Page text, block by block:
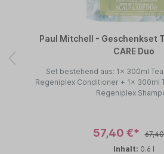
Paul Mitchell - Geschenkset TEA TREE SCALP
CARE Duo
Set bestehend aus: 1x 300ml
Regeniplex Conditioner + 1x 300ml
Regeniplex
57,40 €*
Inhalt: 0.6 l